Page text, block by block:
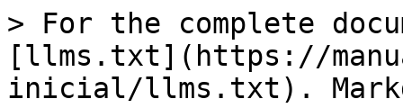
> For the complete
[llms.txt](https://
inicial/llms.txt).